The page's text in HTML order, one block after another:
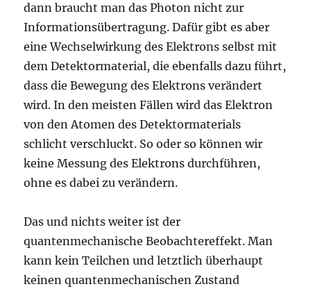
dann braucht man das Photon nicht zur
Informationsübertragung. Dafür gibt es aber
eine Wechselwirkung des Elektrons selbst mit
dem Detektormaterial, die ebenfalls dazu führt,
dass die Bewegung des Elektrons verändert
wird. In den meisten Fällen wird das Elektron
von den Atomen des Detektormaterials
schlicht verschluckt. So oder so können wir
keine Messung des Elektrons durchführen,
ohne es dabei zu verändern.
Das und nichts weiter ist der
quantenmechanische Beobachtereffekt. Man
kann kein Teilchen und letztlich überhaupt
keinen quantenmechanischen Zustand